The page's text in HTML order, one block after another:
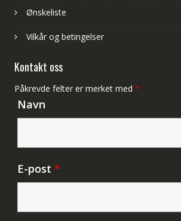
Ønskeliste
Vilkår og betingelser
Kontakt oss
Påkrevde felter er merket med *
Navn
E-post *